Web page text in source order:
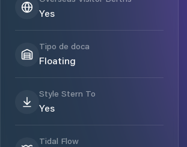
Yes
Tipo de doca
Floating
Style Stern To
Yes
Tidal Flow